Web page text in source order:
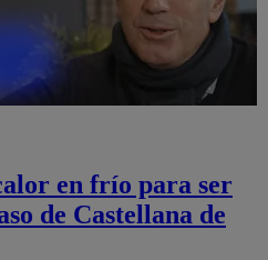
en frío para ser
de Castellana de